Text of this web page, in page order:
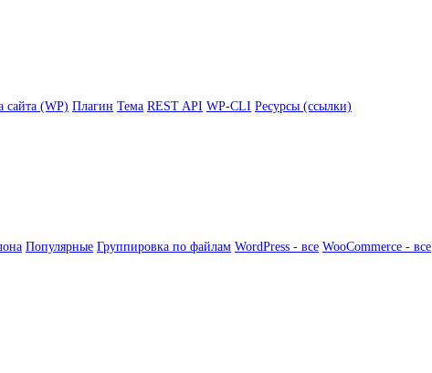
сайта (WP) Плагин Тема REST API WP-CLI Ресурсы (ссылки)
Популярные Группировка по файлам WordPress - все WooCommerce - все